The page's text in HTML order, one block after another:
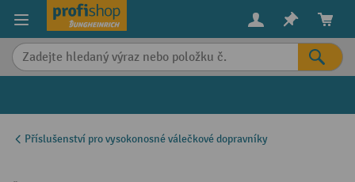
content
Příslušenství pro vysokonosné válečkové dopravníky